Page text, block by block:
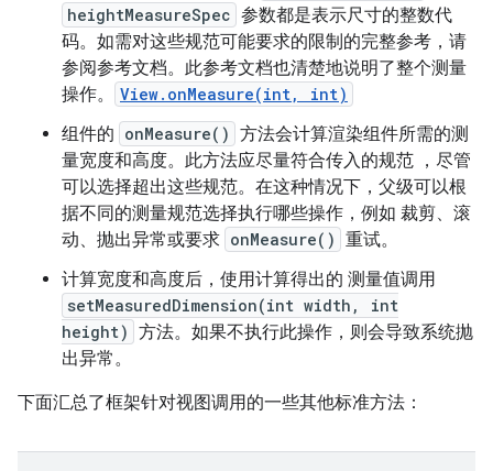
heightMeasureSpec 参数都是表示尺寸的整数代
码。如需对这些规范可能要求的限制的完整参考，请
参阅参考文档。此参考文档也清楚地说明了整个测量
操作。
View.onMeasure(int, int)
组件的 onMeasure() 方法会计算渲染组件所需的测
量宽度和高度。此方法应尽量符合传入的规范 ，尽管
可以选择超出这些规范。在这种情况下，父级可以根
据不同的测量规范选择执行哪些操作，例如 裁剪、滚
动、抛出异常或要求 onMeasure() 重试。
计算宽度和高度后，使用计算得出的 测量值调用
setMeasuredDimension(int width, int
height) 方法。如果不执行此操作，则会导致系统抛
出异常。
下面汇总了框架针对视图调用的一些其他标准方法：